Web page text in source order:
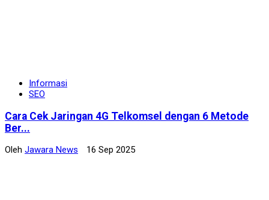
Informasi
SEO
Cara Cek Jaringan 4G Telkomsel dengan 6 Metode
Ber...
Oleh Jawara News 16 Sep 2025